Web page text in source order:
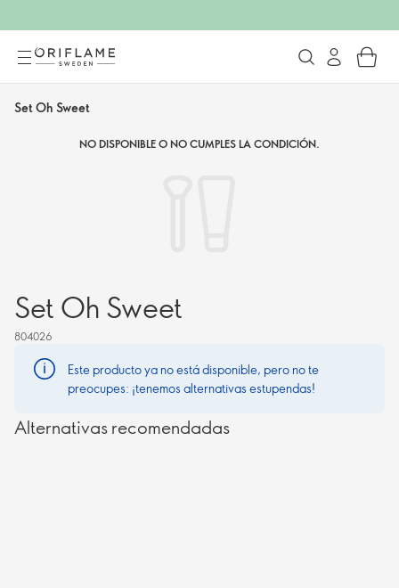
Set Oh Sweet
NO DISPONIBLE O NO CUMPLES LA CONDICIÓN.
Set Oh Sweet
804026
Este producto ya no está disponible, pero no te
preocupes: ¡tenemos alternativas estupendas!
Alternativas recomendadas